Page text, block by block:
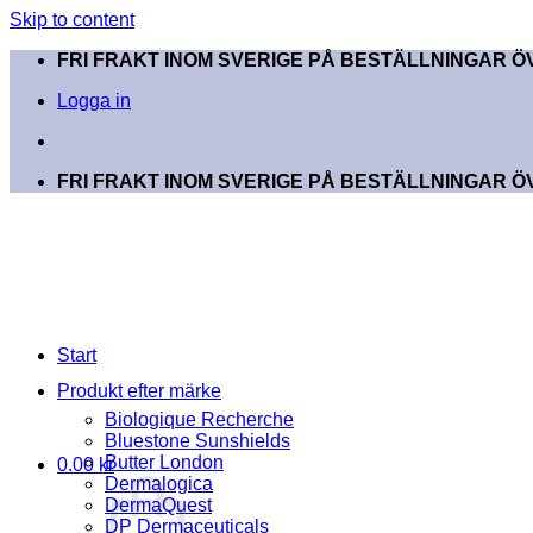
Skip to content
FRI FRAKT INOM SVERIGE PÅ BESTÄLLNINGAR
Logga in
FRI FRAKT INOM SVERIGE PÅ BESTÄLLNINGAR
0.00 kr
Start
Produkt efter märke
Biologique Recherche
Bluestone Sunshields
Butter London
Dermalogica
DermaQuest
DP Dermaceuticals